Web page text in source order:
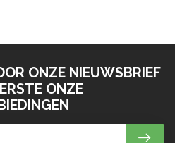
ONZE NIEUWSBRIEF
ONZE